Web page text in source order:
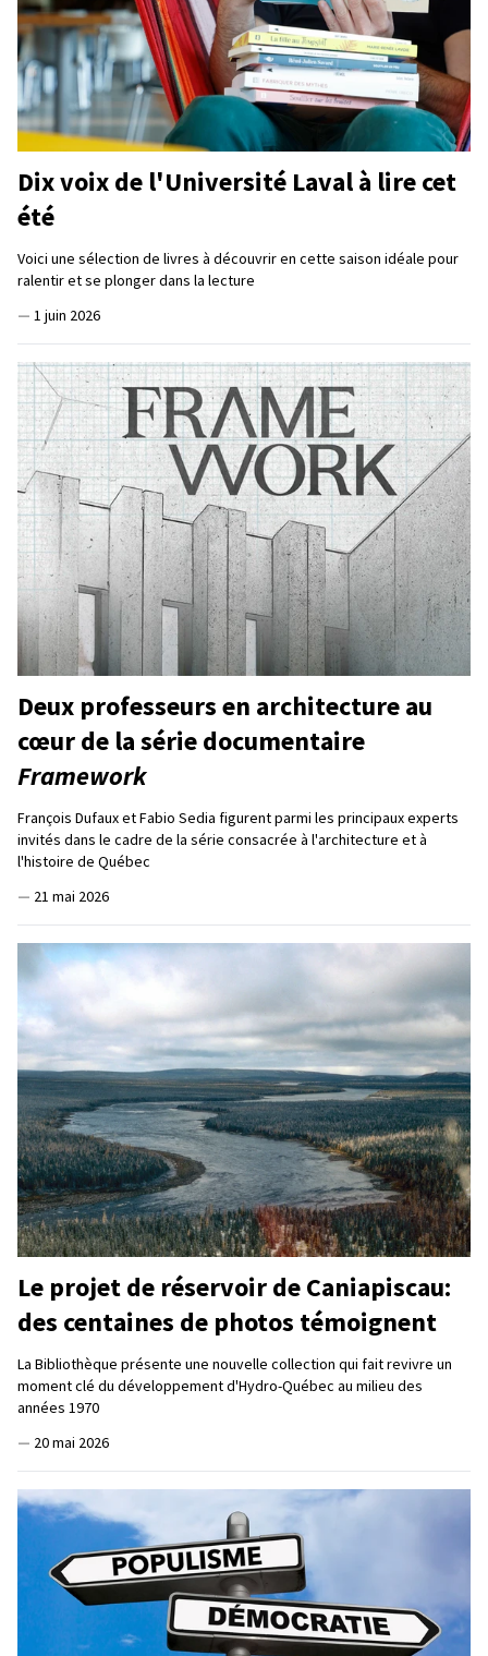
Dix voix de l'Université Laval à lire cet
été
Voici une sélection de livres à découvrir en cette saison idéale pour
ralentir et se plonger dans la lecture
— 1 juin 2026
Deux professeurs en architecture au
cœur de la série documentaire
Framework
François Dufaux et Fabio Sedia figurent parmi les principaux experts
invités dans le cadre de la série consacrée à l'architecture et à
l'histoire de Québec
— 21 mai 2026
Le projet de réservoir de Caniapiscau:
des centaines de photos témoignent
La Bibliothèque présente une nouvelle collection qui fait revivre un
moment clé du développement d'Hydro-Québec au milieu des
années 1970
— 20 mai 2026